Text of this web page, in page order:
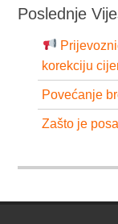
Poslednje
korekciju
Povećanje
Zašto je